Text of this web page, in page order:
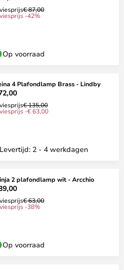
€ 87,00
-42%
Op voorraad
4 Plafondlamp Brass - Lindby
€ 135,00
-€ 63,00
Levertijd: 2 - 4 werkdagen
2 plafondlamp wit - Arcchio
€ 63,00
-38%
Op voorraad